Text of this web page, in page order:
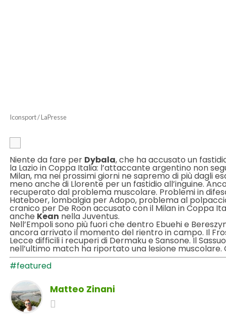
Iconsport / LaPresse
Niente da fare per Dybala, che ha accusato un
la Lazio in Coppa Italia: l’attaccante argentino non
Milan, ma nei prossimi giorni ne sapremo di più dagli
meno anche di Llorente per un fastidio all’inguine.
recuperato dal problema muscolare. Problemi in
Hateboer, lombalgia per Adopo, problema al
cranico per De Roon accusato con il Milan in Coppa
anche Kean nella Juventus.
Nell’Empoli sono più fuori che dentro Ebuehi e
ancora arrivato il momento del rientro in campo. Il
Lecce difficili i recuperi di Dermaku e Sansone. Il
nell’ultimo match ha riportato una lesione muscolare.
#featured
Matteo Zinani